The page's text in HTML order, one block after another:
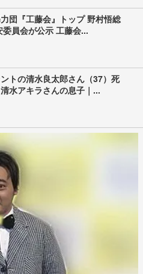
団『工藤会』トップ 野村悟総
員会が公示 工藤会...
トの清水良太郎さん（37）死
水アキラさんの息子｜...